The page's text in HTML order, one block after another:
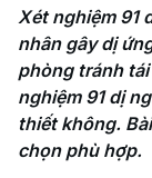
Xét nghiệm 91
nhân gây dị
phòng tránh
nghiệm 91 dị
thiết không.
chọn phù hợp.